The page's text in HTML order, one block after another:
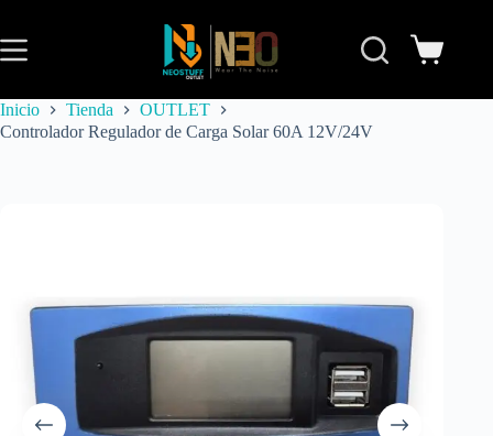
Inicio Tienda
OUTLET
Controlador Regulador de Carga Solar 60A 12V/24V